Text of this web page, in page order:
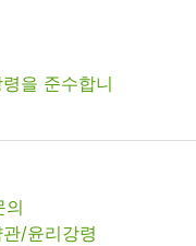
의
/윤리강령